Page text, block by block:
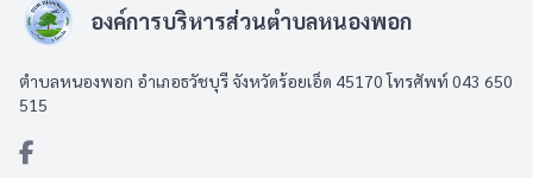
องค์การบริหารส่วนตำบลหนองพอก
ตำบลหนองพอก อำเภอธวัชบุรี จังหวัดร้อยเอ็ด 45170 โทรศัพท์ 043 650
515